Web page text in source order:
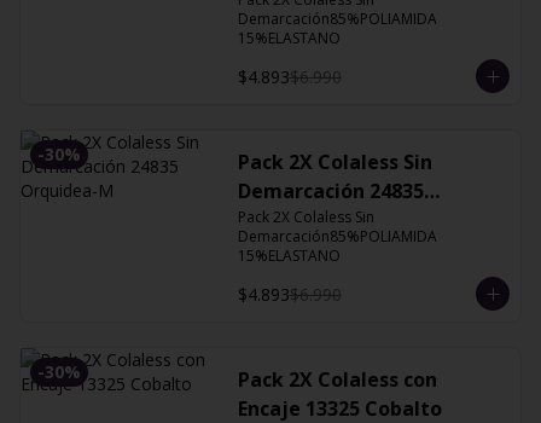
Demarcación85%POLIAMIDA
15%ELASTANO
$4.893$6.990
-30%
Pack 2X Colaless Sin
Demarcación 24835
Orquidea-M
Pack 2X Colaless Sin
Demarcación85%POLIAMIDA
15%ELASTANO
$4.893$6.990
-30%
Pack 2X Colaless con
Encaje 13325 Cobalto